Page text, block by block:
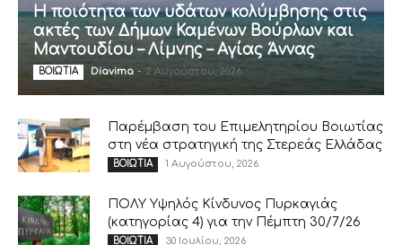
Η ποιότητα των υδάτων κολύμβησης στις
ακτές των Δήμων Καμένων Βούρλων και
Μαντουδίου – Λίμνης – Αγίας Άννας
ΒΟΙΩΤΙΑ Diavima - 2 Αυγούστου, 2026
Παρέμβαση του Επιμελητηρίου Βοιωτίας
στη νέα στρατηγική της Στερεάς Ελλάδας
ΒΟΙΩΤΙΑ 1 Αυγούστου, 2026
ΠΟΛΥ Υψηλός Κίνδυνος Πυρκαγιάς
(κατηγορίας 4) για την Πέμπτη 30/7/26
ΒΟΙΩΤΙΑ 30 Ιουλίου, 2026